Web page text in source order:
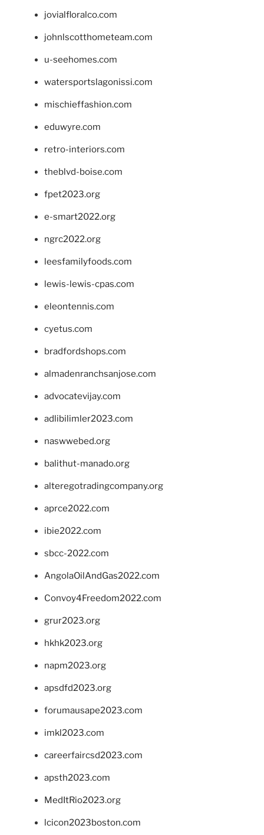
jovialfloralco.com
johnlscotthometeam.com
u-seehomes.com
watersportslagonissi.com
mischieffashion.com
eduwyre.com
retro-interiors.com
theblvd-boise.com
fpet2023.org
e-smart2022.org
ngrc2022.org
leesfamilyfoods.com
lewis-lewis-cpas.com
eleontennis.com
cyetus.com
bradfordshops.com
almadenranchsanjose.com
advocatevijay.com
adlibilimler2023.com
naswwebed.org
balithut-manado.org
alteregotradingcompany.org
aprce2022.com
ibie2022.com
sbcc-2022.com
AngolaOilAndGas2022.com
Convoy4Freedom2022.com
grur2023.org
hkhk2023.org
napm2023.org
apsdfd2023.org
forumausape2023.com
imkl2023.com
careerfaircsd2023.com
apsth2023.com
MedItRio2023.org
lcicon2023boston.com